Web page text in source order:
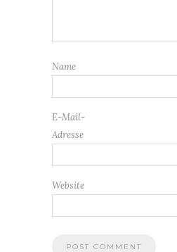
Name
E-Mail-
Adresse
Website